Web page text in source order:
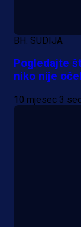
BH. SUDIJA
Pogledajte
niko nije
10 mjesec 3